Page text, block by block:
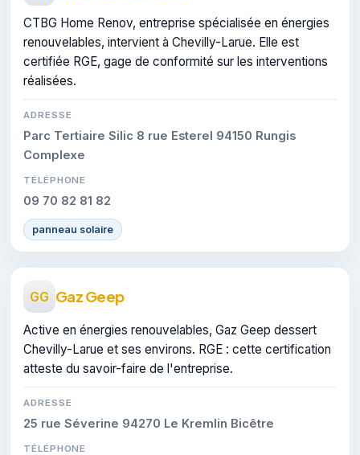
CTBG Home Renov, entreprise spécialisée en énergies
renouvelables, intervient à Chevilly-Larue. Elle est
certifiée RGE, gage de conformité sur les interventions
réalisées.
ADRESSE
Parc Tertiaire Silic 8 rue Esterel 94150 Rungis
Complexe
TÉLÉPHONE
09 70 82 81 82
panneau solaire
GG Gaz Geep
Active en énergies renouvelables, Gaz Geep dessert
Chevilly-Larue et ses environs. RGE : cette certification
atteste du savoir-faire de l'entreprise.
ADRESSE
25 rue Séverine 94270 Le Kremlin Bicêtre
TÉLÉPHONE